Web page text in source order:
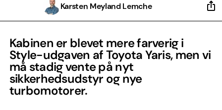
Karsten Meyland Lemche
Kabinen er blevet mere farverig i
Style-udgaven af Toyota Yaris, men vi
må stadig vente på nyt
sikkerhedsudstyr og nye
turbomotorer.